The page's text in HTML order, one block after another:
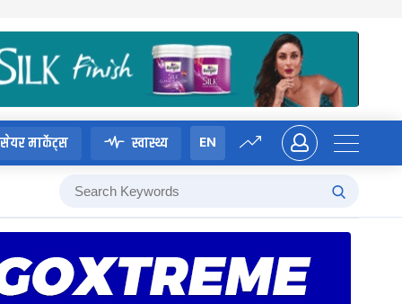
सेयर मार्केट्स स्वास्थ्य EN